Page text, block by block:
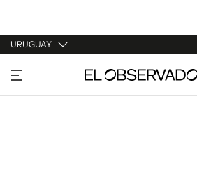
URUGUAY
URUGUAY
ARGENTINA